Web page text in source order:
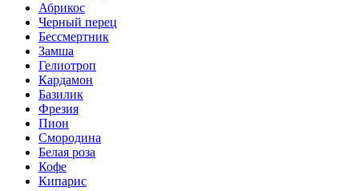
Абрикос
Черный перец
Бессмертник
Замша
Гелиотроп
Кардамон
Базилик
Фрезия
Пион
Смородина
Белая роза
Кофе
Кипарис